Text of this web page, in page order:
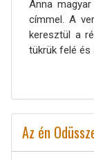
Anna
címmel. A
keresztül a
tükrük felé és
Az én